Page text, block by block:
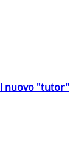
nuovo "tutor"